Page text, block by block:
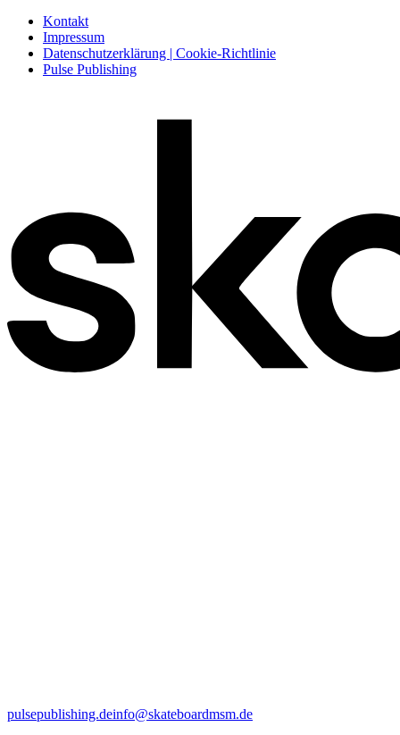
Kontakt
Impressum
Datenschutzerklärung | Cookie-Richtlinie
Pulse Publishing
pulsepublishing.deinfo@skateboardmsm.de